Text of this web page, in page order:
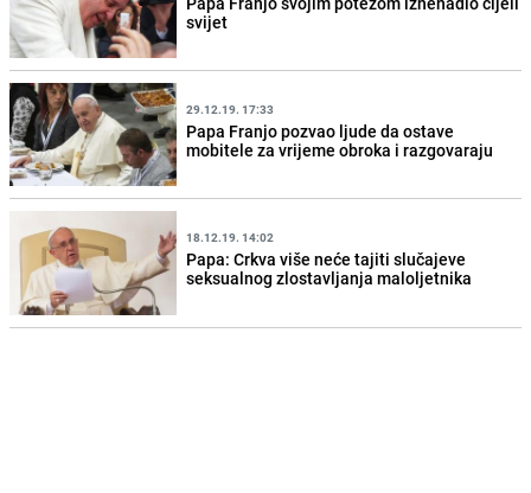
svijet
29.12.19. 17:33
Papa Franjo pozvao ljude da ostave
mobitele za vrijeme obroka i razgovaraju
18.12.19. 14:02
Papa: Crkva više neće tajiti slučajeve
seksualnog zlostavljanja maloljetnika